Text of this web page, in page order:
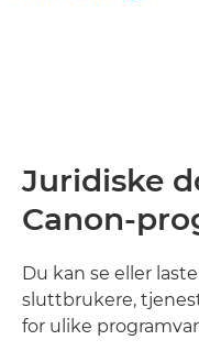
Juridiske
Canon-
Du kan se eller
sluttbrukere,
for ulike